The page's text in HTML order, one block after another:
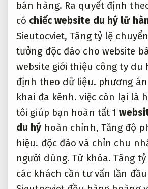
bán hàng. Ra quyết định
có chiếc website du hý lữ
Sieutocviet,Tăng tỷ lệ
tưởng độc đáo cho website
website giới thiệu công ty du
định theo dữ liệu. phương
khai đa kênh. việc còn lại là
tôi giúp bạn hoàn tất 1
du hý hoàn chỉnh, Tăng độ
hiệu. độc đáo và chỉn chu
người dùng.Từ khóa. Tăng
các khách cần tư vấn lần